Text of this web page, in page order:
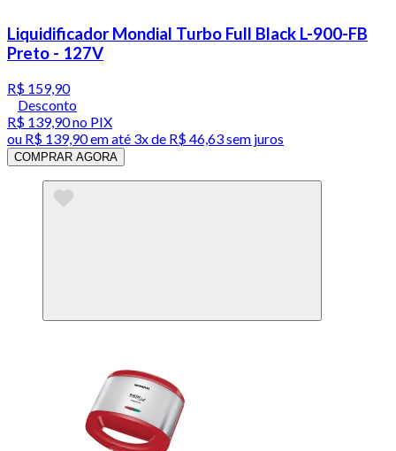
Liquidificador Mondial Turbo Full Black L-900-FB
Preto - 127V
R$ 159,90
Desconto
R$ 139,90no PIX
ou R$ 139,90em até 3x de R$ 46,63 sem juros
COMPRAR AGORA